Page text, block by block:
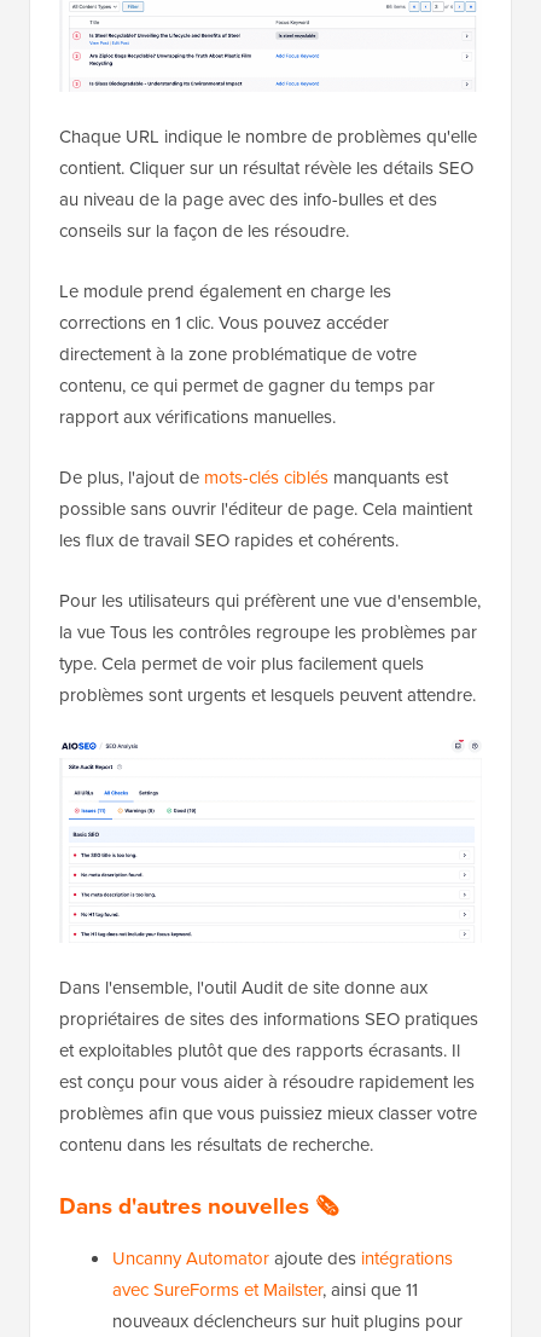
Chaque URL indique le nombre de problèmes qu'elle
contient. Cliquer sur un résultat révèle les détails SEO
au niveau de la page avec des info-bulles et des
conseils sur la façon de les résoudre.
Le module prend également en charge les
corrections en 1 clic. Vous pouvez accéder
directement à la zone problématique de votre
contenu, ce qui permet de gagner du temps par
rapport aux vérifications manuelles.
De plus, l'ajout de mots-clés ciblés manquants est
possible sans ouvrir l'éditeur de page. Cela maintient
les flux de travail SEO rapides et cohérents.
Pour les utilisateurs qui préfèrent une vue d'ensemble,
la vue Tous les contrôles regroupe les problèmes par
type. Cela permet de voir plus facilement quels
problèmes sont urgents et lesquels peuvent attendre.
Dans l'ensemble, l'outil Audit de site donne aux
propriétaires de sites des informations SEO pratiques
et exploitables plutôt que des rapports écrasants. Il
est conçu pour vous aider à résoudre rapidement les
problèmes afin que vous puissiez mieux classer votre
contenu dans les résultats de recherche.
Dans d'autres nouvelles 🗞️
Uncanny Automatorajoute des intégrations
avec SureForms et Mailster, ainsi que 11
nouveaux déclencheurs sur huit plugins pour